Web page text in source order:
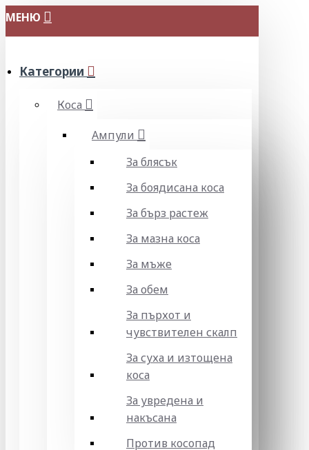
МЕНЮ
Категории
Коса
Ампули
За блясък
За боядисана коса
За бърз растеж
За мазна коса
За мъже
За обем
За пърхот и
чувствителен скалп
За суха и изтощена
коса
За увредена и
накъсана
Против косопад